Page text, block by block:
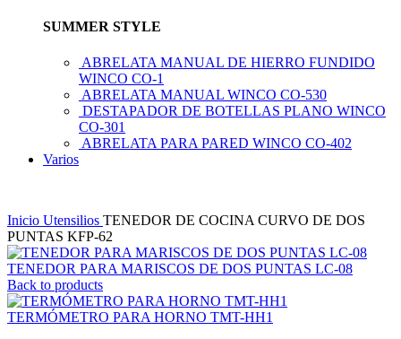
SUMMER STYLE
ABRELATA MANUAL DE HIERRO FUNDIDO
WINCO CO-1
ABRELATA MANUAL WINCO CO-530
DESTAPADOR DE BOTELLAS PLANO WINCO
CO-301
ABRELATA PARA PARED WINCO CO-402
Varios
Inicio Utensilios TENEDOR DE COCINA CURVO DE DOS
PUNTAS KFP-62
TENEDOR PARA MARISCOS DE DOS PUNTAS LC-08
Back to products
TERMÓMETRO PARA HORNO TMT-HH1